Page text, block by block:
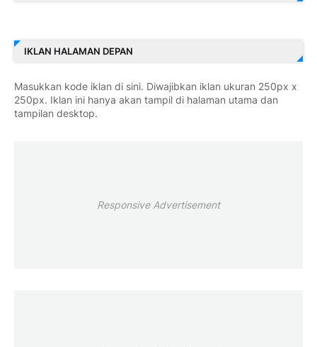
IKLAN HALAMAN DEPAN
Masukkan kode iklan di sini. Diwajibkan iklan ukuran 250px x
250px. Iklan ini hanya akan tampil di halaman utama dan
tampilan desktop.
Responsive Advertisement